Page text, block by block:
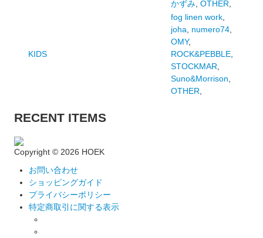
かずみ, OTHER,
KIDS
fog linen work,
joha, numero74,
OMY,
ROCK&PEBBLE,
STOCKMAR,
Suno&Morrison,
OTHER,
RECENT ITEMS
Copyright ©2026 HOEK
お問い合わせ
ショッピングガイド
プライバシーポリシー
特定商取引に関する表示